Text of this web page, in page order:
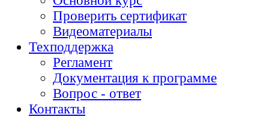
Проверить сертификат
Видеоматериалы
Техподдержка
Регламент
Документация к программе
Вопрос - ответ
Контакты